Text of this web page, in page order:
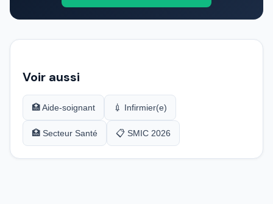
Voir aussi
🏥 Aide-soignant 💉 Infirmier(e)
🏥 Secteur Santé 📋 SMIC 2026